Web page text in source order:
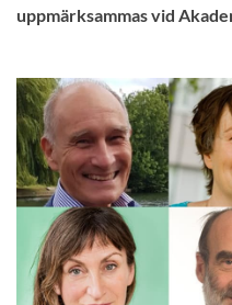
uppmärksammas vid